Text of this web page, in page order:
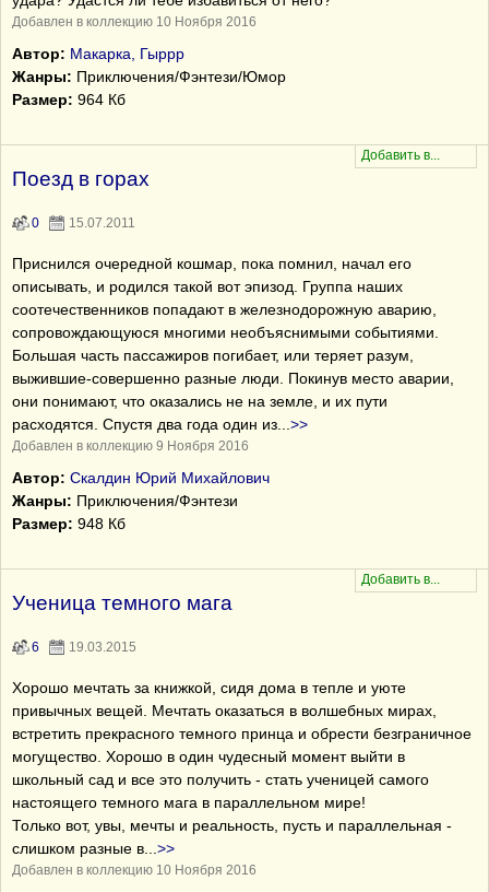
Добавлен в коллекцию 10 Ноября 2016
Автор: Макарка, Гыррр
Жанры: Приключения/Фэнтези/Юмор
Размер: 964 Кб
Поезд в горах
0 15.07.2011
Приснился очередной кошмар, пока помнил, начал его
описывать, и родился такой вот эпизод. Группа наших
соотечественников попадают в железнодорожную аварию,
сопровождающуюся многими необъяснимыми событиями.
Большая часть пассажиров погибает, или теряет разум,
выжившие-совершенно разные люди. Покинув место аварии,
они понимают, что оказались не на земле, и их пути
расходятся. Спустя два года один из
>>
Добавлен в коллекцию 9 Ноября 2016
Автор: Скалдин Юрий Михайлович
Жанры: Приключения/Фэнтези
Размер: 948 Кб
Ученица темного мага
6 19.03.2015
Хорошо мечтать за книжкой, сидя дома в тепле и уюте
привычных вещей. Мечтать оказаться в волшебных мирах,
встретить прекрасного темного принца и обрести безграничное
могущество. Хорошо в один чудесный момент выйти в
школьный сад и все это получить - стать ученицей самого
настоящего темного мага в параллельном мире!
Только вот, увы, мечты и реальность, пусть и параллельная -
слишком разные в
>>
Добавлен в коллекцию 10 Ноября 2016